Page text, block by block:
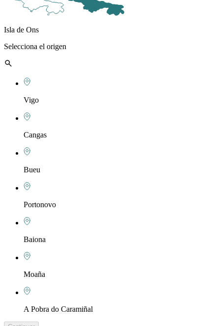
Isla de Ons
Selecciona el origen
Vigo
Cangas
Bueu
Portonovo
Baiona
Moaña
A Pobra do Caramiñal